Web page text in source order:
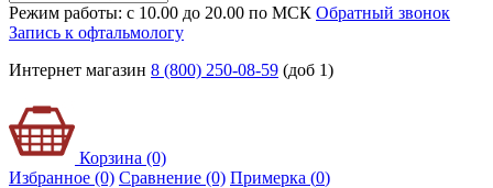
Режим работы: с 10.00 до 20.00 по МСК Обратный звонок
Запись к офтальмологу
Интернет магазин 8 (800) 250-08-59 (доб 1)
Корзина (0)
Избранное (0) Сравнение (0) Примерка (0)